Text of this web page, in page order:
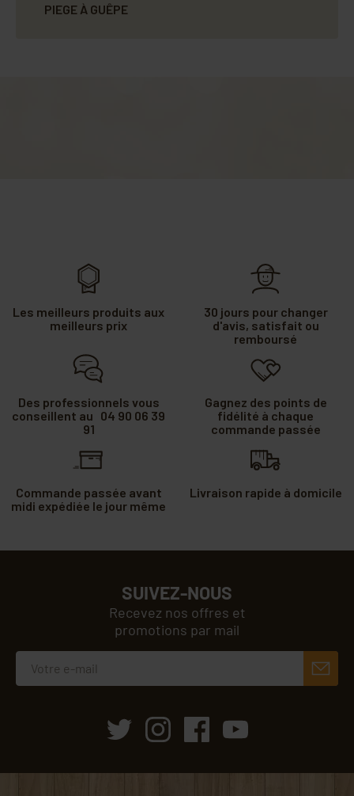
PIEGE À GUÊPE
Les meilleurs produits aux
meilleurs prix
30 jours pour changer
d'avis, satisfait ou
remboursé
Des professionnels vous
conseillent au 04 90 06 39
91
Gagnez des points de
fidélité à chaque
commande passée
Commande passée avant
midi expédiée le jour même
Livraison rapide à domicile
SUIVEZ-NOUS
Recevez nos offres et
promotions par mail